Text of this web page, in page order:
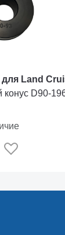
для Land
конус D90-